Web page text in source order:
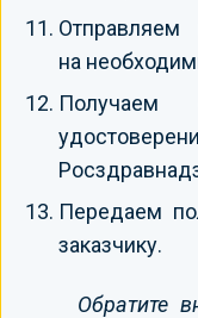
Отправляем
на
Получаем
Передаем
заказчику.
Обратите